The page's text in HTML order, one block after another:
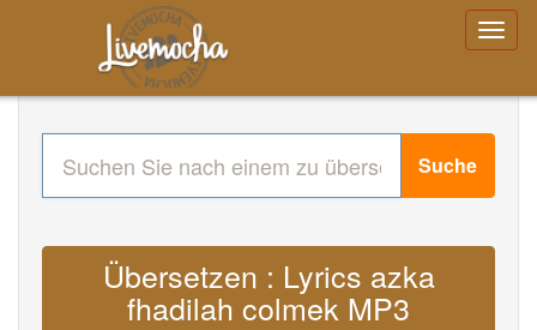
Suche
Übersetzen : Lyrics azka
fhadilah colmek MP3